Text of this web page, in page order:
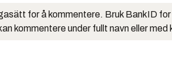
for å kommentere. Bruk BankID
kommentere under fullt navn eller med